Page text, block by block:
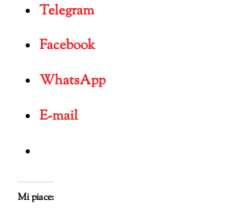
Telegram
Facebook
WhatsApp
E-mail
Mi piace: